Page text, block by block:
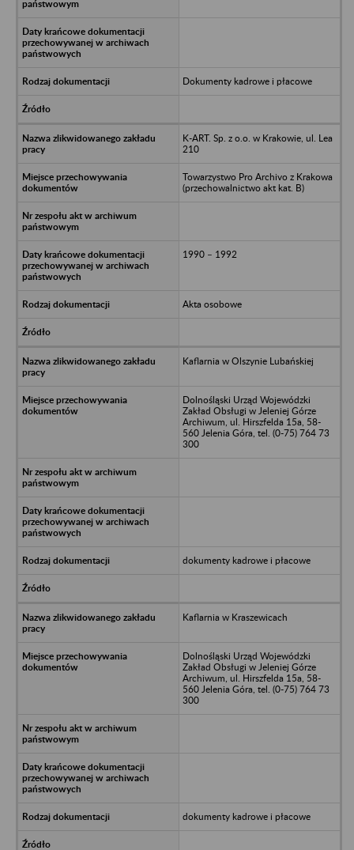
Dokumenty kadrowe i płacowe
K-ART. Sp. z o.o. w Krakowie, ul. Lea
210
Towarzystwo Pro Archivo z Krakowa
(przechowalnictwo akt kat. B)
1990 – 1992
Akta osobowe
Kaflarnia w Olszynie Lubańskiej
Dolnośląski Urząd Wojewódzki
Zakład Obsługi w Jeleniej Górze
Archiwum, ul. Hirszfelda 15a, 58-
560 Jelenia Góra, tel. (0-75) 764 73
300
dokumenty kadrowe i płacowe
Kaflarnia w Kraszewicach
Dolnośląski Urząd Wojewódzki
Zakład Obsługi w Jeleniej Górze
Archiwum, ul. Hirszfelda 15a, 58-
560 Jelenia Góra, tel. (0-75) 764 73
300
dokumenty kadrowe i płacowe